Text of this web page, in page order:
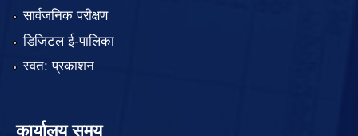
सार्वजनिक परीक्षण
डिजिटल ई-पालिका
स्वत: प्रकाशन
कार्यालय समय